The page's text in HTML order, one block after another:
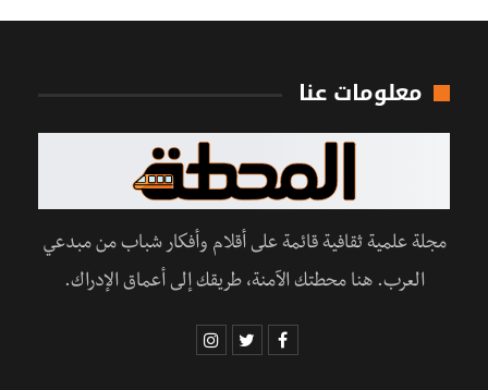
معلومات عنا
مجلة علمية ثقافية قائمة على أقلام وأفكار شباب من مبدعي
العرب. هنا محطتك الآمنة، طريقك إلى أعماق الإدراك.